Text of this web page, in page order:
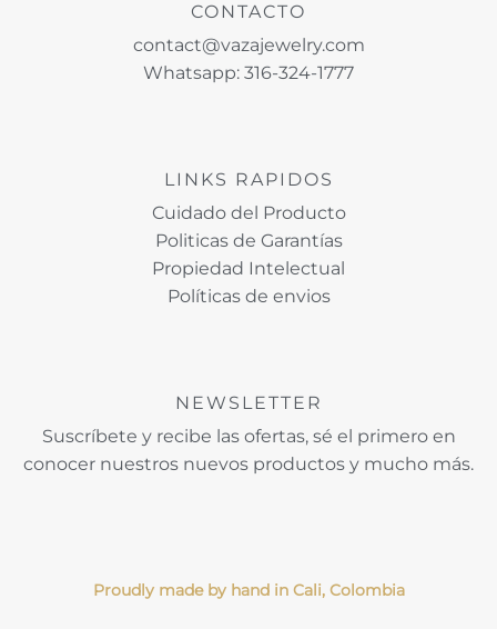
CONTACTO
contact@vazajewelry.com
Whatsapp: 316-324-1777
LINKS RAPIDOS
Cuidado del Producto
Politicas de Garantías
Propiedad Intelectual
Políticas de envios
NEWSLETTER
Suscríbete y recibe las ofertas, sé el primero en
conocer nuestros nuevos productos y mucho más.
Proudly made by hand in Cali, Colombia